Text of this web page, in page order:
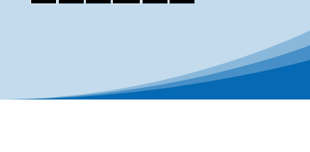
wahrlich erhebendes Gefühl. Reisedetails: 1.